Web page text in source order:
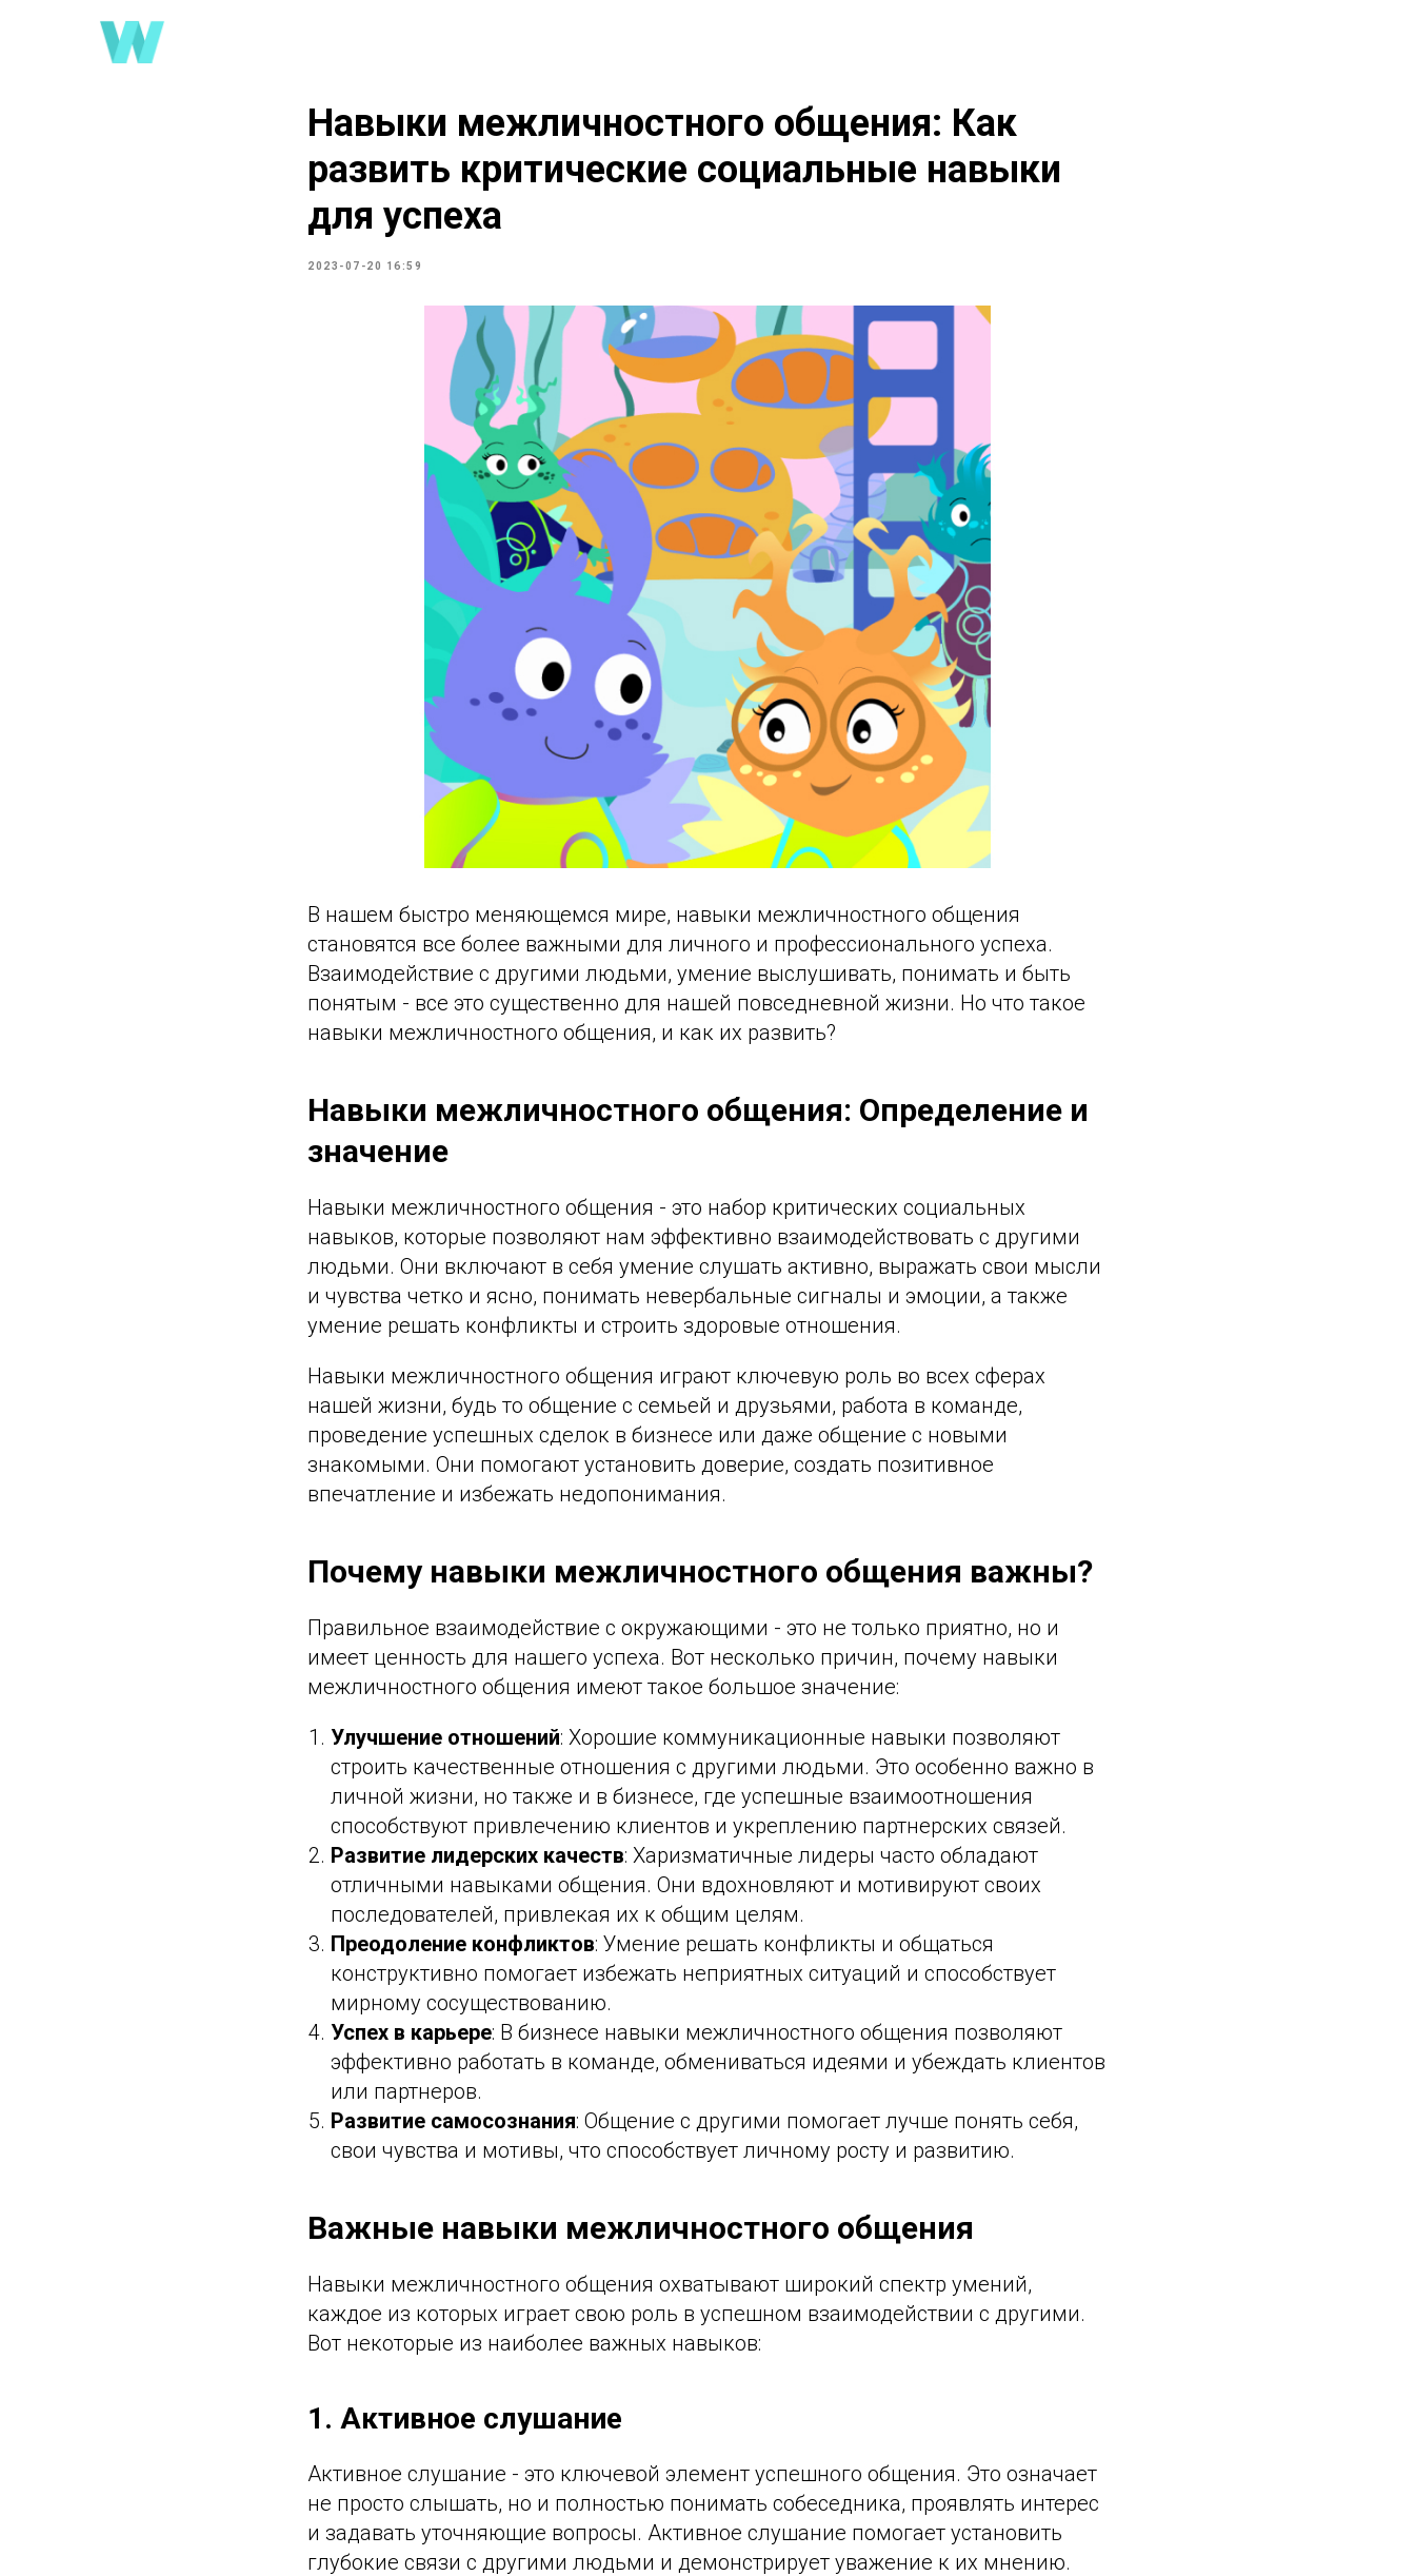
Навыки межличностного общения: Как
развить критические социальные навыки
для успеха
2023-07-20 16:59
В нашем быстро меняющемся мире, навыки межличностного общения
становятся все более важными для личного и профессионального успеха.
Взаимодействие с другими людьми, умение выслушивать, понимать и быть
понятым - все это существенно для нашей повседневной жизни. Но что такое
навыки межличностного общения, и как их развить?
Навыки межличностного общения: Определение и
значение
Навыки межличностного общения - это набор критических социальных
навыков, которые позволяют нам эффективно взаимодействовать с другими
людьми. Они включают в себя умение слушать активно, выражать свои мысли
и чувства четко и ясно, понимать невербальные сигналы и эмоции, а также
умение решать конфликты и строить здоровые отношения.
Навыки межличностного общения играют ключевую роль во всех сферах
нашей жизни, будь то общение с семьей и друзьями, работа в команде,
проведение успешных сделок в бизнесе или даже общение с новыми
знакомыми. Они помогают установить доверие, создать позитивное
впечатление и избежать недопонимания.
Почему навыки межличностного общения важны?
Правильное взаимодействие с окружающими - это не только приятно, но и
имеет ценность для нашего успеха. Вот несколько причин, почему навыки
межличностного общения имеют такое большое значение:
Улучшение отношений: Хорошие коммуникационные навыки позволяют
строить качественные отношения с другими людьми. Это особенно важно в
личной жизни, но также и в бизнесе, где успешные взаимоотношения
способствуют привлечению клиентов и укреплению партнерских связей.
Развитие лидерских качеств: Харизматичные лидеры часто обладают
отличными навыками общения. Они вдохновляют и мотивируют своих
последователей, привлекая их к общим целям.
Преодоление конфликтов: Умение решать конфликты и общаться
конструктивно помогает избежать неприятных ситуаций и способствует
мирному сосуществованию.
Успех в карьере: В бизнесе навыки межличностного общения позволяют
эффективно работать в команде, обмениваться идеями и убеждать клиентов
или партнеров.
Развитие самосознания: Общение с другими помогает лучше понять себя,
свои чувства и мотивы, что способствует личному росту и развитию.
Важные навыки межличностного общения
Навыки межличностного общения охватывают широкий спектр умений,
каждое из которых играет свою роль в успешном взаимодействии с другими.
Вот некоторые из наиболее важных навыков:
1. Активное слушание
Активное слушание - это ключевой элемент успешного общения. Это означает
не просто слышать, но и полностью понимать собеседника, проявлять интерес
и задавать уточняющие вопросы. Активное слушание помогает установить
глубокие связи с другими людьми и демонстрирует уважение к их мнению.